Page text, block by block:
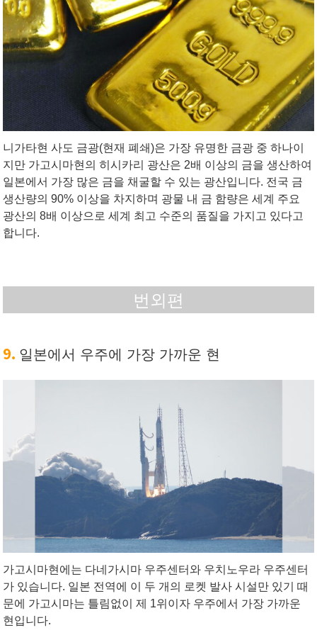
니가타현 사도 금광(현재 폐쇄)은 가장 유명한 금광 중 하나이
지만 가고시마현의 히시카리 광산은 2배 이상의 금을 생산하여
일본에서 가장 많은 금을 채굴할 수 있는 광산입니다. 전국 금
생산량의 90% 이상을 차지하며 광물 내 금 함량은 세계 주요
광산의 8배 이상으로 세계 최고 수준의 품질을 가지고 있다고
합니다.
번외편
9. 일본에서 우주에 가장 가까운 현
가고시마현에는 다네가시마 우주센터와 우치노우라 우주센터
가 있습니다. 일본 전역에 이 두 개의 로켓 발사 시설만 있기 때
문에 가고시마는 틀림없이 제 1위이자 우주에서 가장 가까운
현입니다.